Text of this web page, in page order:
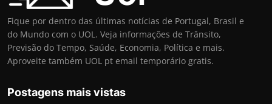
Fique por dentro das últimas notícias de Portugal, Brasil e
do Mundo com o UOL. Veja informações de Trânsito,
Previsão do Tempo, Saúde, Economia, Política e mais.
Aproveite também UOL pt email temporário gratis.
Postagens mais vistas